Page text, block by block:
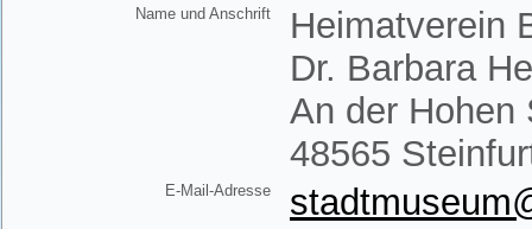
Name und Anschrift
Heimatverein
Dr. Barbara
An der Hohen
48565
E-Mail-Adresse